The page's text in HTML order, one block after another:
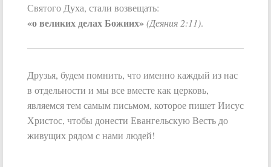
Святого Духа, стали возвещать:
«о великих делах Божиих»(Деяния 2:11).
Друзья, будем помнить, что именно каждый из нас
в отдельности и мы все вместе как церковь,
являемся тем самым письмом, которое пишет Иисус
Христос, чтобы донести Евангельскую Весть до
живущих рядом с нами людей!